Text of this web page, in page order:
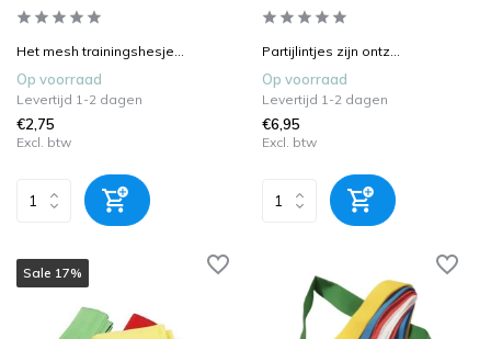
Het mesh trainingshesje...
Op voorraad
Levertijd 1-2 dagen
€2,75
Excl. btw
Partijlintjes zijn ontz...
Op voorraad
Levertijd 1-2 dagen
€6,95
Excl. btw
Sale 17%